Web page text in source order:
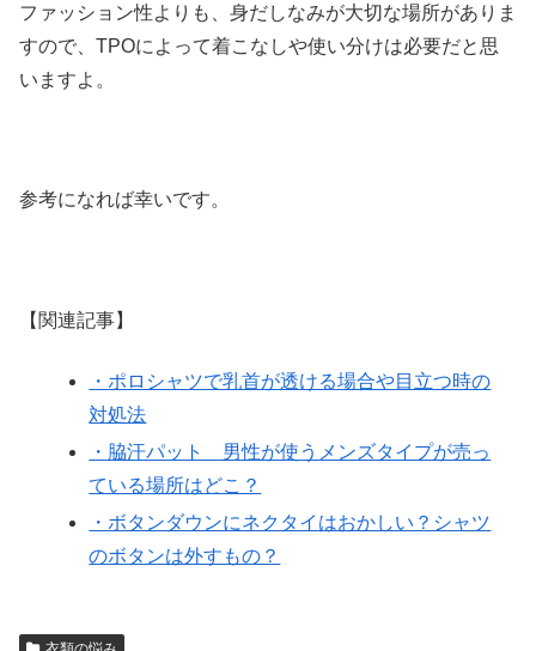
ファッション性よりも、身だしなみが大切な場所がありま
すので、TPOによって着こなしや使い分けは必要だと思
いますよ。
参考になれば幸いです。
【関連記事】
・ポロシャツで乳首が透ける場合や目立つ時の
対処法
・脇汗パット 男性が使うメンズタイプが売っ
ている場所はどこ？
・ボタンダウンにネクタイはおかしい？シャツ
のボタンは外すもの？